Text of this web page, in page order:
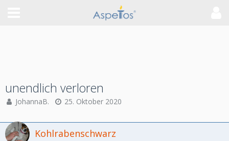
unendlich verloren
JohannaB. 25. Oktober 2020
Kohlrabenschwarz